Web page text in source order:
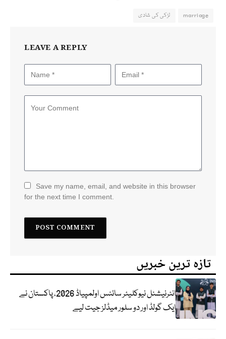
marriage لڑکی کی شادی
LEAVE A REPLY
Save my name, email, and website in this browser
for the next time I comment.
تازہ ترین خبریں
انٹرنیشنل نیوکلیئر سائنس اولمپیاڈ 2026، پاکستان نے
ایک گولڈ اور دو سلور میڈلز جیت لیے